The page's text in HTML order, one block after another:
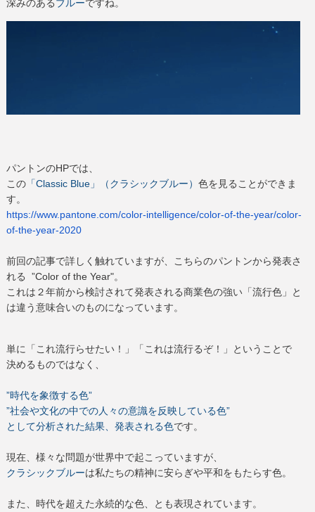
深みのあるブルーですね。
パントンのHPでは、
この 「Classic Blue」 （クラシックブルー） 色を見ることができま
す。
https://www.pantone.com/color-intelligence/color-of-the-year/color-
of-the-year-2020
前回の記事で詳しく触れていますが、こちらのパントンから発表さ
れる ”Color of the Year"。
これは２年前から検討されて発表される商業色の強い「流行色」と
は違う意味合いのものになっています。
単に「これ流行らせたい！」「これは流行るぞ！」ということで
決めるものではなく、
”時代を象徴する色”
”社会や文化の中での人々の意識を反映している色”
として分析された結果、発表される色です。
現在、様々な問題が世界中で起こっていますが、
クラシックブルーは私たちの精神に安らぎや平和をもたらす色。
また、時代を超えた永続的な色、とも表現されています。